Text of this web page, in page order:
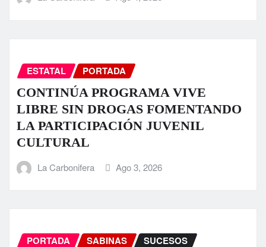
ESTATAL PORTADA
CONTINÚA PROGRAMA VIVE
LIBRE SIN DROGAS FOMENTANDO
LA PARTICIPACIÓN JUVENIL
CULTURAL
La Carbonifera Ago 3, 2026
PORTADA SABINAS SUCESOS